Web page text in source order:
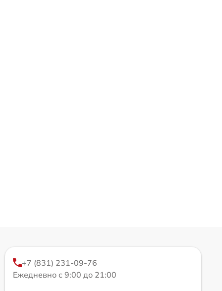
+7 (831) 231-09-76
Ежедневно с 9:00 до 21:00